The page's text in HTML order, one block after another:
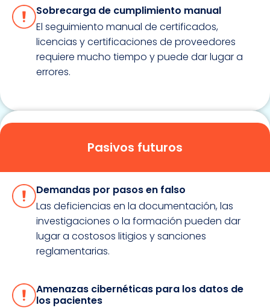
Sobrecarga de cumplimiento manual
El seguimiento manual de certificados,
licencias y certificaciones de proveedores
requiere mucho tiempo y puede dar lugar a
errores.
Pasivos futuros
Demandas por pasos en falso
Las deficiencias en la documentación, las
investigaciones o la formación pueden dar
lugar a costosos litigios y sanciones
reglamentarias.
Amenazas cibernéticas para los datos de
los pacientes